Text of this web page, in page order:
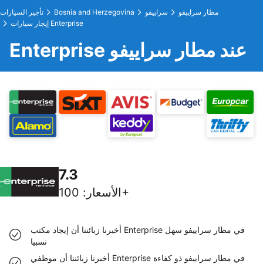
تأجير السيارات Bosnia and Herzegovina سراييفو
مطار سراييفو
إيجار سيارات Enterprise
Enterprise عند مطار سراييفو
7.3
الأسعار : 100+
أخبرنا زبائننا أن إيجاد مكتب Enterprise في مطار سراييفو سهل
نسبيا
أخبرنا زبائننا أن موظفي Enterprise في مطار سراييفو ذو كفاءة